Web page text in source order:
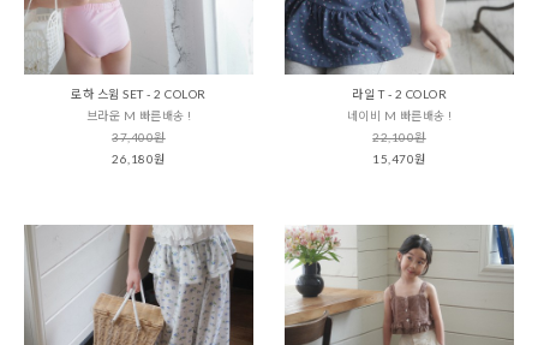
로하 스윔 SET - 2 COLOR
브라운 M 빠른배송 !
37,400원
26,180원
라일 T - 2 COLOR
네이비 M 빠른배송 !
22,100원
15,470원